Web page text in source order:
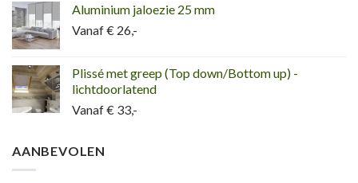
Aluminium jaloezie 25 mm
Vanaf € 26,-
Plissé met greep (Top down/Bottom up) -
lichtdoorlatend
Vanaf € 33,-
AANBEVOLEN